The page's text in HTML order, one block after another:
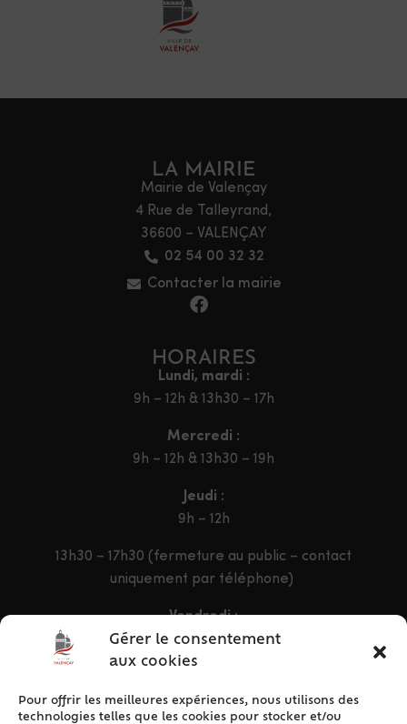
Gérer le consentement
aux cookies
Pour offrir les meilleures expériences, nous utilisons des
technologies telles que les cookies pour stocker et/ou
LA MAIRIE
Mairie de Valençay
4 Rue de Talleyrand,
36600 – VALENÇAY
02 54 00 32 32
Contacter la mairie
HORAIRES
Lundi, mardi :
9h – 12h & 13h30 – 17h
Mercredi :
9h – 12h & 13h30 – 19h
Jeudi :
9h – 12h
13h30 – 17h30 (fermeture au public – contact
uniquement par téléphone)
Vendredi :
9h – 12h & 13h30 – 16h30
ACCÈS RAPIDE